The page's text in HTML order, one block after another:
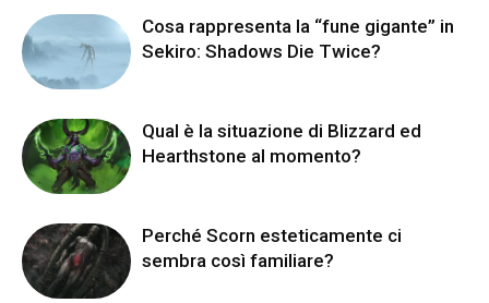
Cosa rappresenta la “fune gigante” in
Sekiro: Shadows Die Twice?
Qual è la situazione di Blizzard ed
Hearthstone al momento?
Perché Scorn esteticamente ci
sembra così familiare?